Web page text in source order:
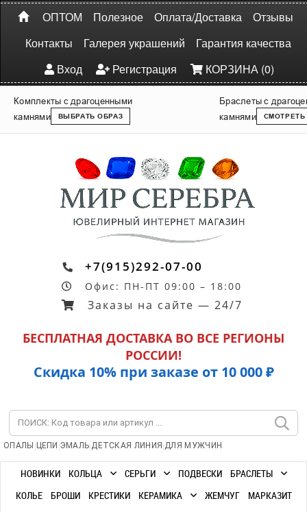
ОПТОМ Полезное Оплата/Доставка
Отзывы
Контакты
Галерея украшений
Гарантия качества
Вход
Регистрация КОРЗИНА (0)
Комплекты с драгоценными
камнями
ВЫБРАТЬ ОБРАЗ
Браслеты с
камнями
СМОТРЕТЬ
+7(915)292-07-00
Офис: ПН-ПТ 09:00 – 18:00
Заказы на сайте — 24/7
БЕСПЛАТНАЯ ДОСТАВКА ВО ВСЕ РЕГИОНЫ
РОССИИ!
Скидка 10% при заказе от 10 000 ₽
ОПАЛЫ | ЦЕПИ |ЭМАЛЬ|ДЕТСКАЯ ЛИНИЯ |ДЛЯ МУЖЧИН
НОВИНКИ КОЛЬЦА СЕРЬГИ ПОДВЕСКИ
БРАСЛЕТЫ
КОЛЬЕ
БРОШИ КРЕСТИКИ КЕРАМИКА ЖЕМЧУГ
МАРКАЗИТ